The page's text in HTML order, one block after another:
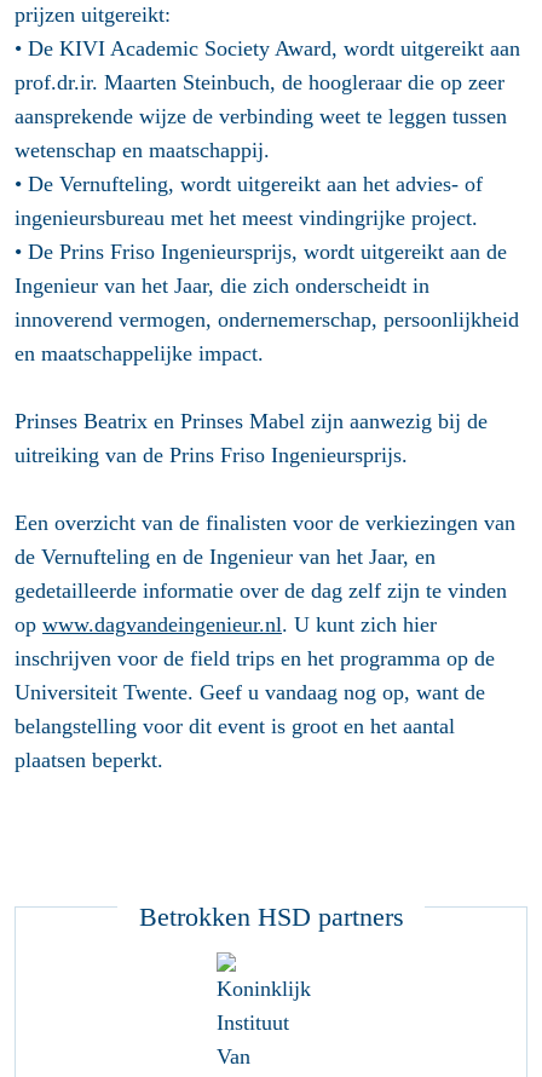
prijzen uitgereikt:
• De KIVI Academic Society Award, wordt uitgereikt aan
prof.dr.ir. Maarten Steinbuch, de hoogleraar die op zeer
aansprekende wijze de verbinding weet te leggen tussen
wetenschap en maatschappij.
• De Vernufteling, wordt uitgereikt aan het advies- of
ingenieursbureau met het meest vindingrijke project.
• De Prins Friso Ingenieursprijs, wordt uitgereikt aan de
Ingenieur van het Jaar, die zich onderscheidt in
innoverend vermogen, ondernemerschap, persoonlijkheid
en maatschappelijke impact.
Prinses Beatrix en Prinses Mabel zijn aanwezig bij de
uitreiking van de Prins Friso Ingenieursprijs.
Een overzicht van de finalisten voor de verkiezingen van
de Vernufteling en de Ingenieur van het Jaar, en
gedetailleerde informatie over de dag zelf zijn te vinden
op www.dagvandeingenieur.nl. U kunt zich hier
inschrijven voor de field trips en het programma op de
Universiteit Twente. Geef u vandaag nog op, want de
belangstelling voor dit event is groot en het aantal
plaatsen beperkt.
Betrokken HSD partners